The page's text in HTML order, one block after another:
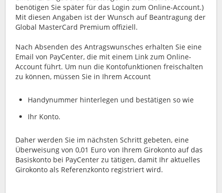
benötigen Sie später für das Login zum Online-Account.)
Mit diesen Angaben ist der Wunsch auf Beantragung der
Global MasterCard Premium offiziell.
Nach Absenden des Antragswunsches erhalten Sie eine
Email von PayCenter, die mit einem Link zum Online-
Account führt. Um nun die Kontofunktionen freischalten
zu können, müssen Sie in Ihrem Account
Handynummer hinterlegen und bestätigen so wie
Ihr Konto.
Daher werden Sie im nächsten Schritt gebeten, eine
Überweisung von 0,01 Euro von Ihrem Girokonto auf das
Basiskonto bei PayCenter zu tätigen, damit Ihr aktuelles
Girokonto als Referenzkonto registriert wird.